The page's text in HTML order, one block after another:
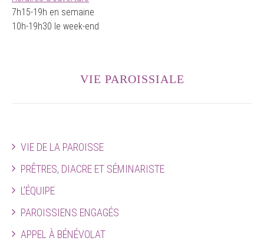
7h15-19h en semaine
10h-19h30 le week-end
VIE PAROISSIALE
VIE DE LA PAROISSE
PRÊTRES, DIACRE ET SÉMINARISTE
L’ÉQUIPE
PAROISSIENS ENGAGÉS
APPEL À BÉNÉVOLAT